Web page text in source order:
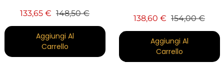
133,65 € Prezzo base
148,50 €Prezzo
Aggiungi Al
Carrello
138,60 € Prezzo base
154,00 €
Aggiungi Al
Carrello